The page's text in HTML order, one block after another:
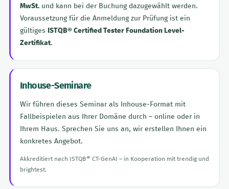
MwSt. und kann bei der Buchung dazugewählt werden.
Voraussetzung für die Anmeldung zur Prüfung ist ein
gültiges ISTQB® Certified Tester Foundation Level-
Zertifikat.
Inhouse-Seminare
Wir führen dieses Seminar als Inhouse-Format mit
Fallbeispielen aus Ihrer Domäne durch – online oder in
Ihrem Haus. Sprechen Sie uns an, wir erstellen Ihnen ein
konkretes Angebot.
Akkreditiert nach ISTQB® CT-GenAI – in Kooperation mit trendig und
brightest.